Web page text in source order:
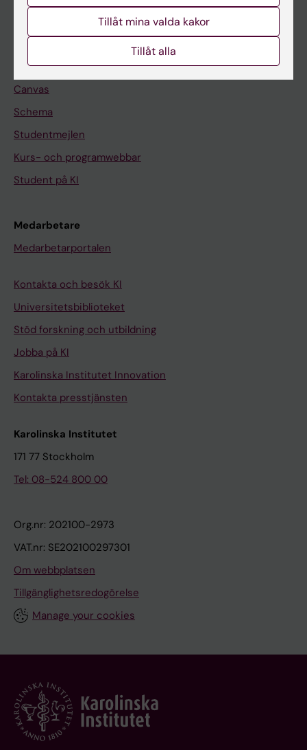
Kalender
Ladok
Canvas
Schema
Studentmejlen
Kurs- och programwebbar
Student på KI
Medarbetare
Medarbetarportalen
Kontakta och besök KI
Universitetsbiblioteket
Stöd forskning och utbildning
Jobba på KI
Karolinska Institutet Innovation
Kontakta presstjänsten
Karolinska Institutet
171 77 Stockholm
Tel: 08-524 800 00
Org.nr: 202100-2973
VAT.nr: SE202100297301
Om webbplatsen
Tillgänglighetsredogörelse
Manage your cookies
Tillåt mina valda kakor
Tillåt alla